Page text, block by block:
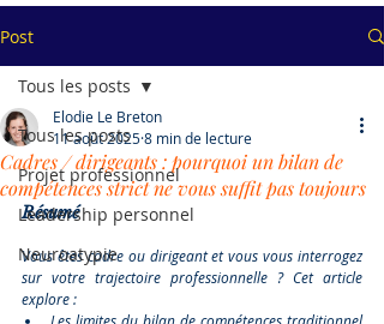
Post
Tous les posts
Projet professionnel
Leadership personnel
Neuroatypie
Tous les posts
Cadres / dirigeants : pourquoi un bilan de
compétences strict ne vous suffit pas toujours
Elodie Le Breton
11 août 20258 min de lecture
Résumé
Vous êtes cadre ou dirigeant et vous vous interrogez
sur votre trajectoire professionnelle ? Cet article
explore :